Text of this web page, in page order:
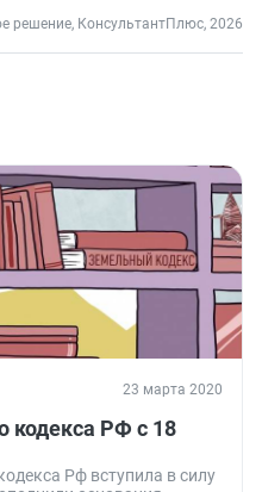
решение, КонсультантПлюс, 2026
23 марта 2020
кодекса РФ с 18
Рф вступила в силу